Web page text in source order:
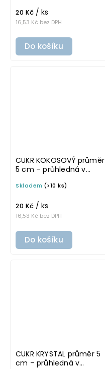
16,53 Kč bez DPH
20 Kč / ks
Do košíku
CUKR KOKOSOVÝ průměr
5 cm – průhledná v
omyvatelná samolepka
Skladem (>10 ks)
16,53 Kč bez DPH
20 Kč / ks
Do košíku
CUKR KRYSTAL průměr 5
cm – průhledná v